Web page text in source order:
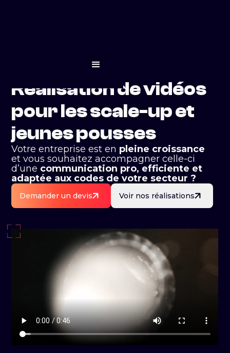
Réalisation de vidéos
pour les scale-up et
jeunes pousses
Votre entreprise est en pleine croissance
et vous souhaitez accompagner celle-ci
d’une communication pro, efficiente et
adaptée aux codes de votre secteur ?
Demander un devis Voir nos réalisations